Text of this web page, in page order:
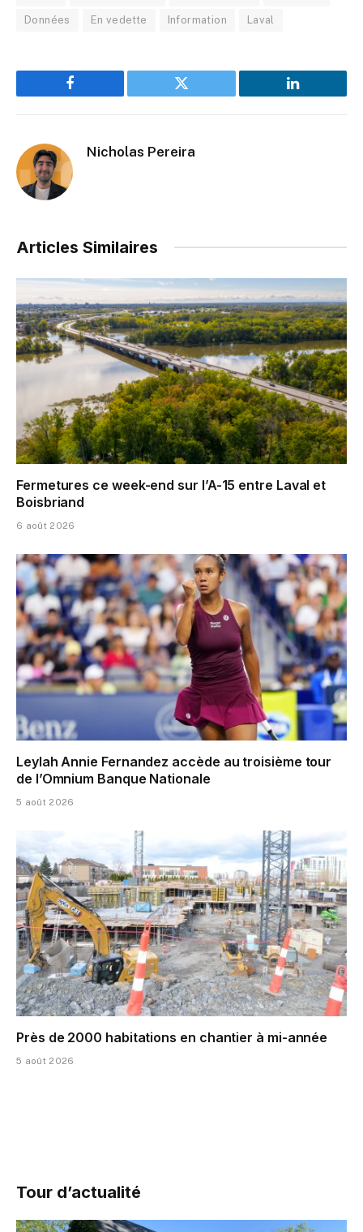
Données En vedette Information Laval
Facebook Twitter LinkedIn
Nicholas Pereira
Articles Similaires
Fermetures ce week-end sur l’A-15 entre Laval et
Boisbriand
6 août 2026
Leylah Annie Fernandez accède au troisième tour
de l’Omnium Banque Nationale
5 août 2026
Près de 2000 habitations en chantier à mi-année
5 août 2026
Tour d’actualité